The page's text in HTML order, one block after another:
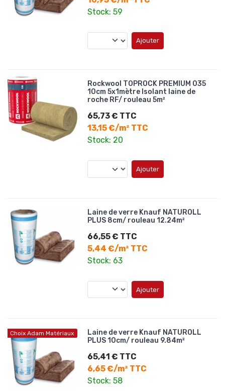
Stock: 59
Ajouter
Rockwool TOPROCK PREMIUM 035
10cm 5x1mètre Isolant laine de
roche RF/ rouleau 5m²
65,73 € TTC
13,15 €/m² TTC
Stock: 20
Ajouter
Laine de verre Knauf NATUROLL
PLUS 8cm/ rouleau 12.24m²
66,55 € TTC
5,44 €/m² TTC
Stock: 63
Ajouter
Choix Adam Matériaux
Laine de verre Knauf NATUROLL
PLUS 10cm/ rouleau 9.84m²
65,41 € TTC
6,65 €/m² TTC
Stock: 58